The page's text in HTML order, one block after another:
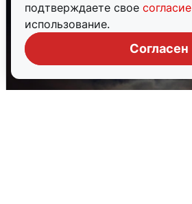
подтверждаете свое согласие
использование.
Согласен